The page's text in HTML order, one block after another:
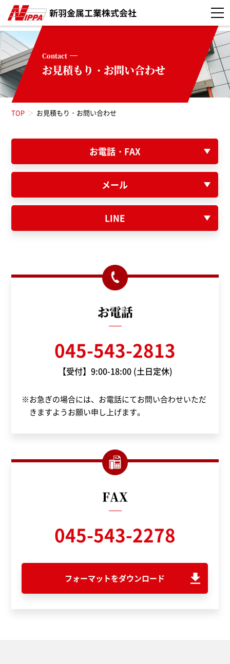
Contact
お見積もり・お問い合わせ
TOP お見積もり・お問い合わせ
お電話・FAX
メール
LINE
お電話
045-543-2813
【受付】9:00-18:00 (土日定休)
※お急ぎの場合には、お電話にてお問い合わせいただ
きますようお願い申し上げます。
FAX
045-543-2278
フォーマットをダウンロード